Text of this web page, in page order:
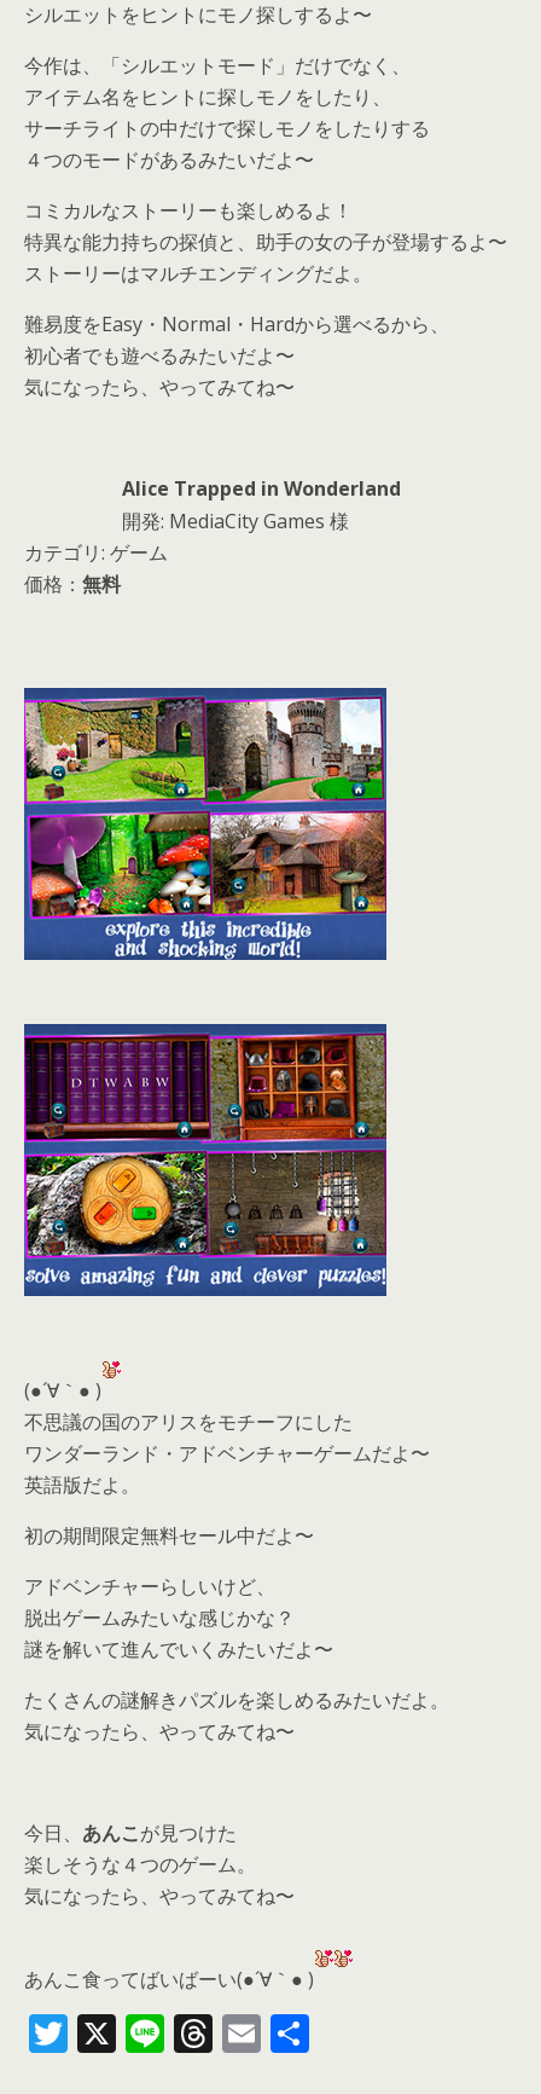
シルエットをヒントにモノ探しするよ〜
今作は、「シルエットモード」だけでなく、
アイテム名をヒントに探しモノをしたり、
サーチライトの中だけで探しモノをしたりする
４つのモードがあるみたいだよ〜
コミカルなストーリーも楽しめるよ！
特異な能力持ちの探偵と、助手の女の子が登場するよ〜
ストーリーはマルチエンディングだよ。
難易度をEasy・Normal・Hardから選べるから、
初心者でも遊べるみたいだよ〜
気になったら、やってみてね〜
Alice Trapped in Wonderland
開発: MediaCity Games 様
カテゴリ: ゲーム
価格： 無料
(●´∀｀● )
不思議の国のアリスをモチーフにした
ワンダーランド・アドベンチャーゲームだよ〜
英語版だよ。
初の期間限定無料セール中だよ〜
アドベンチャーらしいけど、
脱出ゲームみたいな感じかな？
謎を解いて進んでいくみたいだよ〜
たくさんの謎解きパズルを楽しめるみたいだよ。
気になったら、やってみてね〜
今日、 あんこが見つけた
楽しそうな４つのゲーム。
気になったら、 やってみてね〜
あんこ食ってばいばーい(●´∀｀● )
T X Li T E